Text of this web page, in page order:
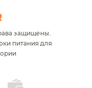
защищены.
питания для